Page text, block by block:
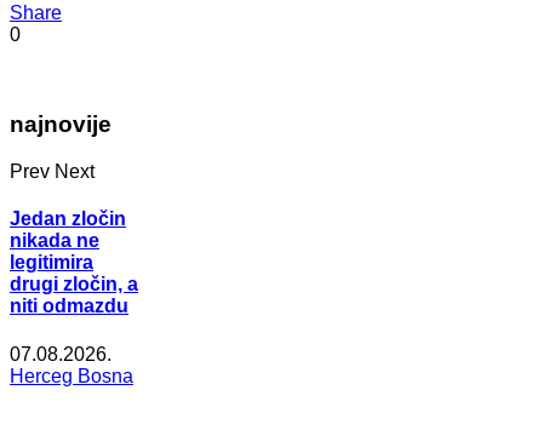
Share
0
najnovije
Prev Next
Jedan zločin
nikada ne
legitimira
drugi zločin, a
niti odmazdu
07.08.2026.
Herceg Bosna